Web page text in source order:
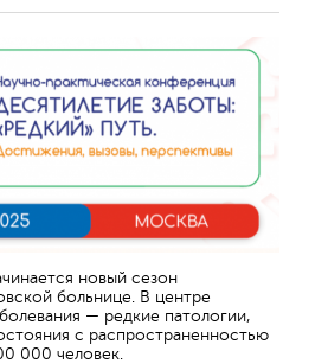
новый сезон
больнице. В центре
— редкие патологии,
с распространенностью
000 человек.